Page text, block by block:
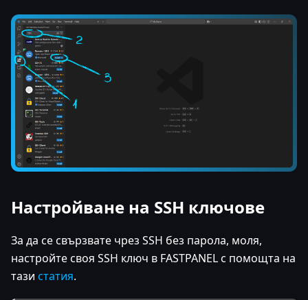
Настройване на SSH ключове
За да се свързвате чрез SSH без парола, моля,
настройте своя SSH ключ в FASTPANEL с помощта на
тази статия.